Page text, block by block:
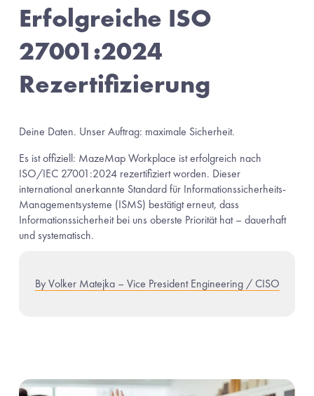
Erfolgreiche ISO
27001:2024
Rezertifizierung
Deine Daten. Unser Auftrag: maximale Sicherheit.
Es ist offiziell: MazeMap Workplace ist erfolgreich nach
ISO/IEC 27001:2024 rezertifiziert worden. Dieser
international anerkannte Standard für Informationssicherheits-
Managementsysteme (ISMS) bestätigt erneut, dass
Informationssicherheit bei uns oberste Priorität hat – dauerhaft
und systematisch.
By Volker Matejka – Vice President Engineering / CISO